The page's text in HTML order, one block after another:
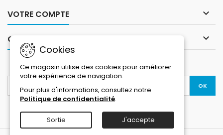
VOTRE COMPTE 
CONTACT 
Cookies
Ce magasin utilise des cookies pour améliorer
votre expérience de navigation.
Pour plus d'informations, consultez notre
Politique de confidentialité.
Sortie J'accepte
LETTRE D'INFORMATIONS